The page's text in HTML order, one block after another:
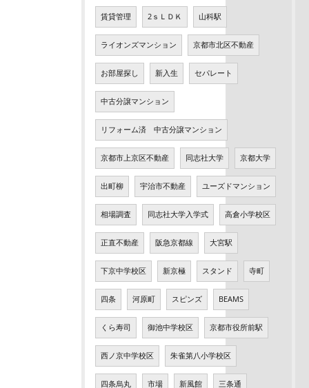
賃貸管理 2ｓＬＤＫ 山科駅
ライオンズマンション 京都市北区不動産
お部屋探し 新入生 セパレート
中古分譲マンション
リフォーム済 中古分譲マンション
京都市上京区不動産 同志社大学 京都大学
出町柳 宇治市不動産 ユーズドマンション
相場調査 同志社大学入学式 高倉小学校区
正直不動産 阪急京都線 大宮駅
下京中学校区 新京極 スタンド 寺町
四条 河原町 スピンズ BEAMS
くら寿司 御池中学校区 京都市役所前駅
西ノ京中学校区 朱雀第八小学校区
四条烏丸 市場 新風館 三条通